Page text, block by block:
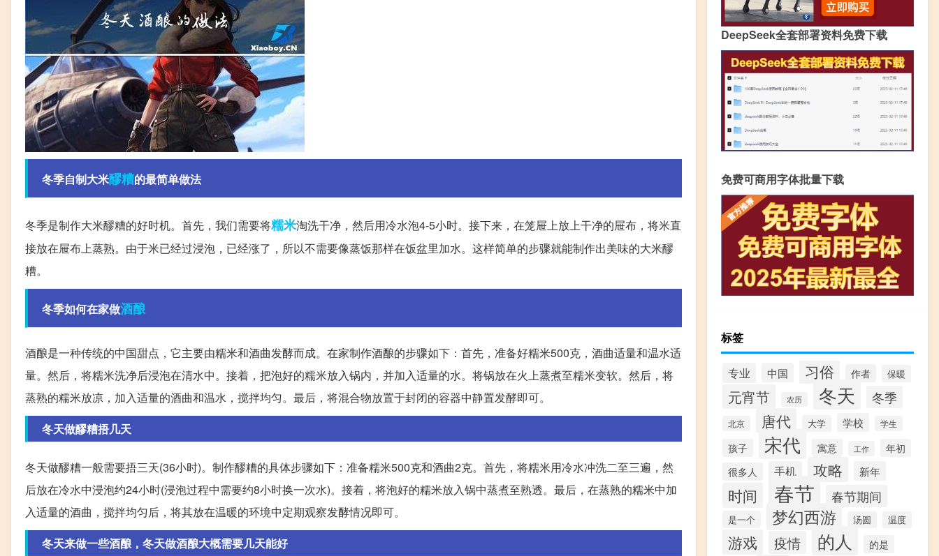
冬季自制大米醪糟的最简单做法
冬季是制作大米醪糟的好时机。首先，我们需要将糯米淘洗干净，然后用冷水泡4-5小时。接下来，在笼屉上放上干净的屉布，将米直
接放在屉布上蒸熟。由于米已经过浸泡，已经涨了，所以不需要像蒸饭那样在饭盆里加水。这样简单的步骤就能制作出美味的大米醪
糟。
冬季如何在家做酒酿
酒酿是一种传统的中国甜点，它主要由糯米和酒曲发酵而成。在家制作酒酿的步骤如下：首先，准备好糯米500克，酒曲适量和温水适
量。然后，将糯米洗净后浸泡在清水中。接着，把泡好的糯米放入锅内，并加入适量的水。将锅放在火上蒸煮至糯米变软。然后，将
蒸熟的糯米放凉，加入适量的酒曲和温水，搅拌均匀。最后，将混合物放置于封闭的容器中静置发酵即可。
冬天做醪糟捂几天
冬天做醪糟一般需要捂三天(36小时)。制作醪糟的具体步骤如下：准备糯米500克和酒曲2克。首先，将糯米用冷水冲洗二至三遍，然
后放在冷水中浸泡约24小时(浸泡过程中需要约8小时换一次水)。接着，将泡好的糯米放入锅中蒸煮至熟透。最后，在蒸熟的糯米中加
入适量的酒曲，搅拌均匀后，将其放在温暖的环境中定期观察发酵情况即可。
冬天来做一些酒酿，冬天做酒酿大概需要几天能好
DeepSeek全套部署资料免费下载
免费可商用字体批量下载
标签
专业 中国 习俗 作者 保暖
元宵节 农历 冬天 冬季
北京 唐代 大学 学校 学生
孩子 宋代 寓意 工作
年初
很多人
手机 攻略 新年
时间 春节 春节期间
是一个 梦幻西游 汤圆 温度
游戏 疫情 的人 的是